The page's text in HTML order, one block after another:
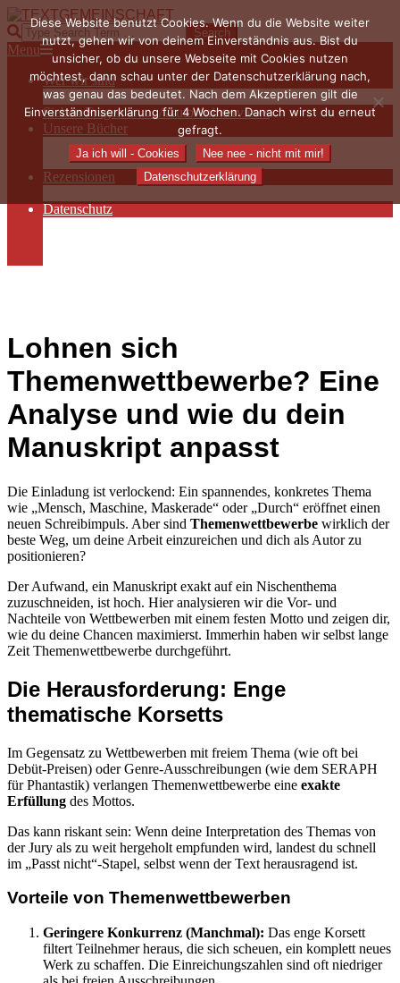
Skip
to
content
TEXTGEMEINSCHAFT
Search
Primary
Navigation
Menu
Menu
Wer wir sind
Die Hauptakteurinnen
Sieben Fragen an… / Autoreninterviews
Unsere Bücher
Autorenservices
Autorenprofile
Rezensionen
Datenschutz
Lohnen sich
Themenwettbewerbe? Eine
Analyse und wie du dein
Manuskript anpasst
Die Einladung ist verlockend: Ein spannendes, konkretes Thema
wie „Mensch, Maschine, Maskerade“ oder „Durch“ eröffnet einen
neuen Schreibimpuls. Aber sind Themenwettbewerbe wirklich der
beste Weg, um deine Arbeit einzureichen und dich als Autor zu
positionieren?
Der Aufwand, ein Manuskript exakt auf ein Nischenthema
zuzuschneiden, ist hoch. Hier analysieren wir die Vor- und
Nachteile von Wettbewerben mit einem festen Motto und zeigen dir,
wie du deine Chancen maximierst. Immerhin haben wir selbst lange
Zeit Themenwettbewerbe durchgeführt.
Die Herausforderung: Enge
thematische Korsetts
Im Gegensatz zu Wettbewerben mit freiem Thema (wie oft bei
Debüt-Preisen) oder Genre-Ausschreibungen (wie dem SERAPH
für Phantastik) verlangen Themenwettbewerbe eine exakte
Erfüllung des Mottos.
Das kann riskant sein: Wenn deine Interpretation des Themas von
der Jury als zu weit hergeholt empfunden wird, landest du schnell
im „Passt nicht“-Stapel, selbst wenn der Text herausragend ist.
Vorteile von Themenwettbewerben
Geringere Konkurrenz (Manchmal): Das enge Korsett
filtert Teilnehmer heraus, die sich scheuen, ein komplett neues
Werk zu schaffen. Die Einreichungszahlen sind oft niedriger
Diese Website benutzt Cookies. Wenn du die Website weiter
nutzt, gehen wir von deinem Einverständnis aus. Bist du
unsicher, ob du unsere Webseite mit Cookies nutzen
möchtest, dann schau unter der Datenschutzerklärung nach,
was genau das bedeutet. Nach dem Akzeptieren gilt die
Einverständniserklärung für 4 Wochen. Danach wirst du erneut
gefragt.
Ja ich will - Cookies
Nee nee - nicht mit mir!
Datenschutzerklärung